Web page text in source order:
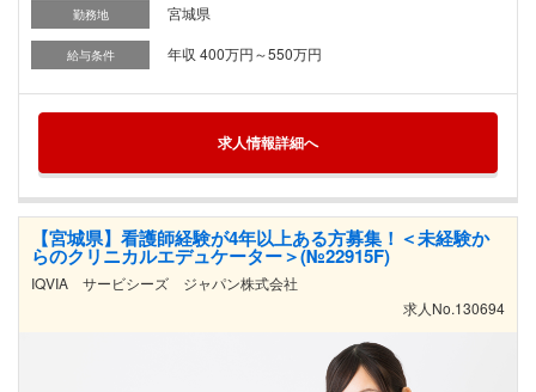
勤務地 宮城県
給与条件 年収 400万円～550万円
求人情報詳細へ
【宮城県】看護師経験が4年以上ある方募集！＜未経験か
らのクリニカルエデュケーター＞(№22915F)
IQVIA サービシーズ ジャパン株式会社
求人No.130694